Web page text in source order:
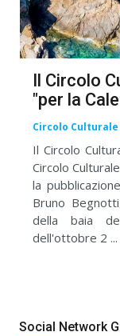
Il Circolo
"per la
Circolo
Il Circolo
Circolo
la
Bruno
della baia
dell'ottobre 2 ...
Social Network